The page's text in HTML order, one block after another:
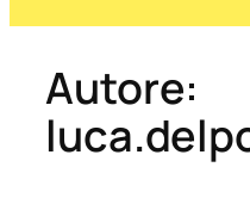
Autore: